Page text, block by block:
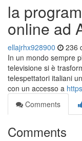
la
online ad
ellajrhx928900 236
In un mondo sempre
televisione si è
telespettatori italiani
con un accesso a
Comments
Comments